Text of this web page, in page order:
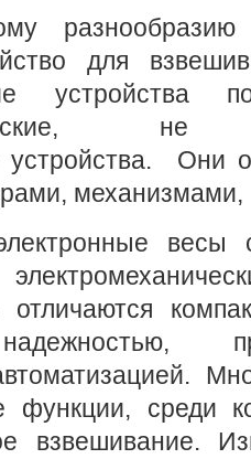
для
устройства
не
устройства. Они
механизмами,
весы
отличаются
функции, среди
взвешивание.